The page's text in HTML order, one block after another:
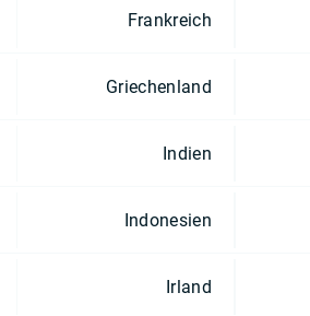
Frankreich
Griechenland
Indien
Indonesien
Irland